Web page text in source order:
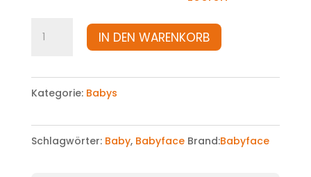
Hose
IN DEN WARENKORB
Kategorie: Babys
Schlagwörter: Baby, Babyface Brand:Babyface